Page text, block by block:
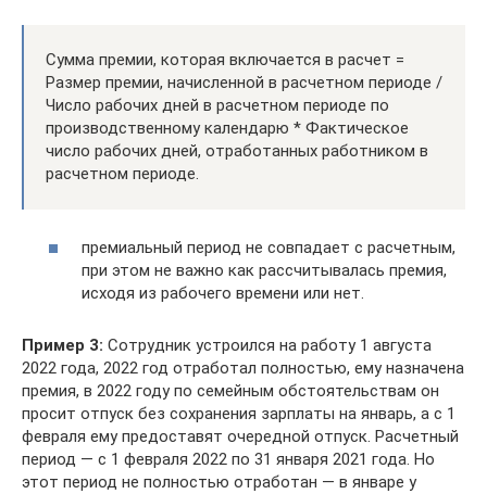
Сумма премии, которая включается в расчет =
Размер премии, начисленной в расчетном периоде /
Число рабочих дней в расчетном периоде по
производственному календарю * Фактическое
число рабочих дней, отработанных работником в
расчетном периоде.
премиальный период не совпадает с расчетным,
при этом не важно как рассчитывалась премия,
исходя из рабочего времени или нет.
Пример 3: Сотрудник устроился на работу 1 августа
2022 года, 2022 год отработал полностью, ему назначена
премия, в 2022 году по семейным обстоятельствам он
просит отпуск без сохранения зарплаты на январь, а с 1
февраля ему предоставят очередной отпуск. Расчетный
период — с 1 февраля 2022 по 31 января 2021 года. Но
этот период не полностью отработан — в январе у